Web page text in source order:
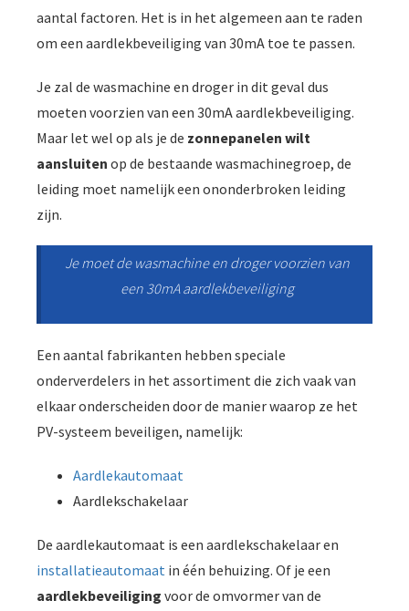
aantal factoren. Het is in het algemeen aan te raden
om een aardlekbeveiliging van 30mA toe te passen.
Je zal de wasmachine en droger in dit geval dus
moeten voorzien van een 30mA aardlekbeveiliging.
Maar let wel op als je de zonnepanelen wilt
aansluiten op de bestaande wasmachinegroep, de
leiding moet namelijk een ononderbroken leiding
zijn.
Je moet de wasmachine en droger voorzien van
een 30mA aardlekbeveiliging
Een aantal fabrikanten hebben speciale
onderverdelers in het assortiment die zich vaak van
elkaar onderscheiden door de manier waarop ze het
PV-systeem beveiligen, namelijk:
Aardlekautomaat
Aardlekschakelaar
De aardlekautomaat is een aardlekschakelaar en
installatieautomaat in één behuizing. Of je een
aardlekbeveiliging voor de omvormer van de